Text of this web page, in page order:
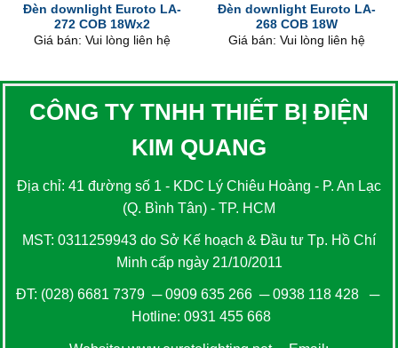
Đèn downlight Euroto LA-
272 COB 18Wx2
Giá bán: Vui lòng liên hệ
Đèn downlight Euroto LA-
268 COB 18W
Giá bán: Vui lòng liên hệ
CÔNG TY TNHH THIẾT BỊ ĐIỆN
KIM QUANG
Địa chỉ: 41 đường số 1 - KDC Lý Chiêu Hoàng - P. An Lạc
(Q. Bình Tân) - TP. HCM
MST: 0311259943 do Sở Kế hoạch & Đầu tư Tp. Hồ Chí
Minh cấp ngày 21/10/2011
ĐT: (028) 6681 7379 ─0909 635 266─0938 118 428─
Hotline: 0931 455 668